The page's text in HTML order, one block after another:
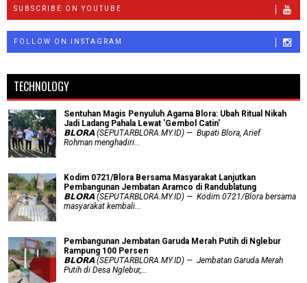
SUBSCRIBE ON YOUTUBE
FOLLOW ON INSTAGRAM
TECHNOLOGY
Sentuhan Magis Penyuluh Agama Blora: Ubah Ritual Nikah
Jadi Ladang Pahala Lewat 'Gembol Catin'
𝗕𝗟𝗢𝗥𝗔 (SEPUTARBLORA.MY.ID) — Bupati Blora, Arief
Rohman menghadiri...
Kodim 0721/Blora Bersama Masyarakat Lanjutkan
Pembangunan Jembatan Aramco di Randublatung
𝗕𝗟𝗢𝗥𝗔 (SEPUTARBLORA.MY.ID) — Kodim 0721/Blora bersama
masyarakat kembali...
Pembangunan Jembatan Garuda Merah Putih di Nglebur
Rampung 100 Persen
𝗕𝗟𝗢𝗥𝗔 (SEPUTARBLORA.MY.ID) — Jembatan Garuda Merah
Putih di Desa Nglebur,...